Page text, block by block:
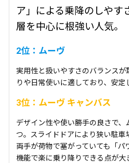
ア」による乗降のしやす
層を中心に根強い人気。
2位：ムーヴ
実用性と扱いやすさのバランス
りや日常使いに適しており、安定
3位：ムーヴ キャンバス
デザイン性や使い勝手の良さで
つ。スライドドアにより狭い駐車
両手が荷物で塞がっていても「パ
機能で楽に乗り降りできる点が大